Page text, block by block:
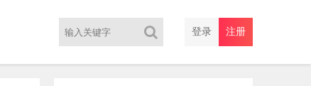
注册
登录